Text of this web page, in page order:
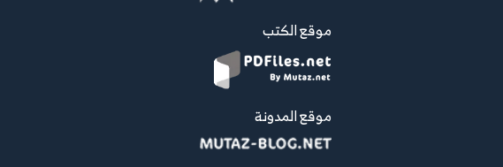
موقع الكتب
موقع المدونة